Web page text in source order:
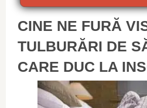
CINE NE FURĂ
TULBURĂRI DE
CARE DUC LA